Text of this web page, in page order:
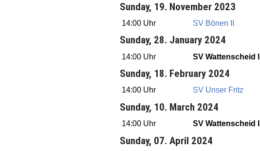
Sunday, 19. November 2023
14:00 Uhr SV Bönen II
Sunday, 28. January 2024
14:00 Uhr SV Wattenscheid III
Sunday, 18. February 2024
14:00 Uhr SV Unser Fritz
Sunday, 10. March 2024
14:00 Uhr SV Wattenscheid III
Sunday, 07. April 2024